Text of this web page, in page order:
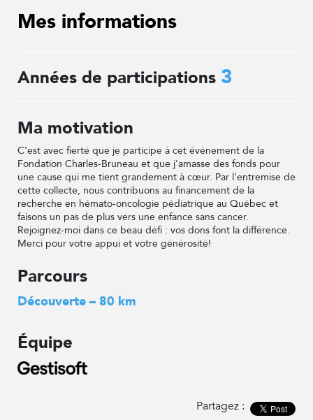
Mes informations
Années de participations 3
Ma motivation
C'est avec fierté que je participe à cet événement de la
Fondation Charles-Bruneau et que j’amasse des fonds pour
une cause qui me tient grandement à cœur. Par l'entremise de
cette collecte, nous contribuons au financement de la
recherche en hémato-oncologie pédiatrique au Québec et
faisons un pas de plus vers une enfance sans cancer.
Rejoignez-moi dans ce beau défi : vos dons font la différence.
Merci pour votre appui et votre générosité!
Parcours
Découverte – 80 km
Équipe
Partagez :